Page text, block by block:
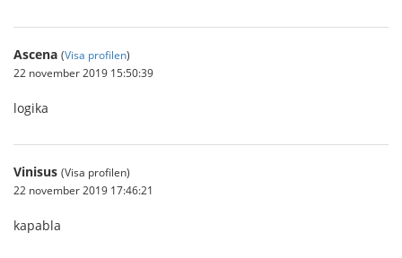
Ascena (Visa profilen)
22 november 2019 15:50:39
logika
Vinisus (Visa profilen)
22 november 2019 17:46:21
kapabla